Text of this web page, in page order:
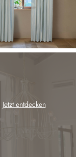
Jetzt entdecken